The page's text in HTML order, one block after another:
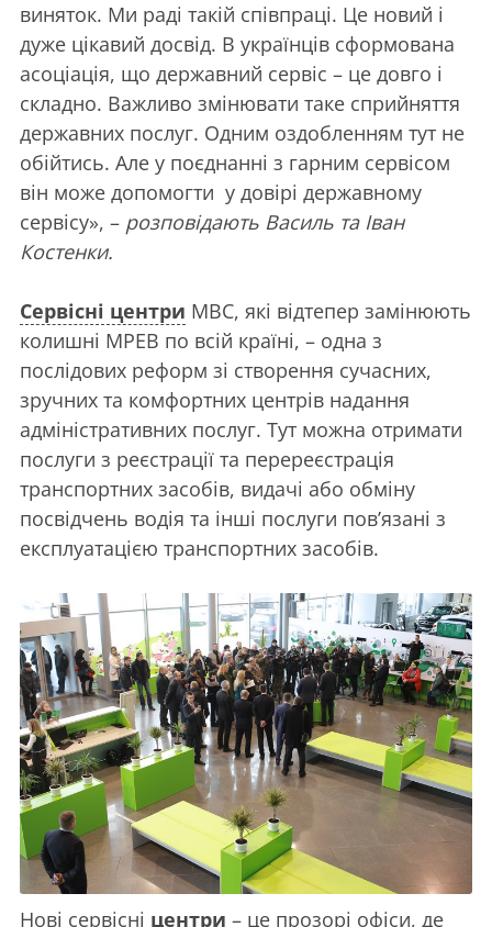
виняток. Ми раді такій співпраці. Це новий і
дуже цікавий досвід. В українців сформована
асоціація, що державний сервіс – це довго і
складно. Важливо змінювати таке сприйняття
державних послуг. Одним оздобленням тут не
обійтись. Але у поєднанні з гарним сервісом
він може допомогти у довірі державному
сервісу», – розповідають Василь та Іван
Костенки.
Сервісні центри МВС, які відтепер замінюють
колишні МРЕВ по всій країні, – одна з
послідових реформ зі створення сучасних,
зручних та комфортних центрів надання
адміністративних послуг. Тут можна отримати
послуги з реєстрації та перереєстрація
транспортних засобів, видачі або обміну
посвідчень водія та інші послуги пов’язані з
експлуатацією транспортних засобів.
Нові сервісні центри – це прозорі офіси, де